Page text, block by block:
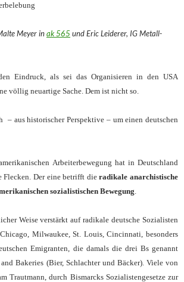
Meyer inak 565 und Eric Leiderer, IG Metall-
Eindruck, als sei das Organisieren in den USA
völlig neuartige Sache. Dem ist nicht so.
– aus historischer Perspektive – um einen deutschen
Arbeiterbewegung hat in Deutschland
Der eine betrifft dieradikale anarchistische
sozialistischen Bewegung.
Weise verstärkt auf radikale deutsche Sozialisten
Milwaukee, St. Louis, Cincinnati, besonders
Emigranten, die damals die drei Bs genannt
Bakeries (Bier, Schlachter und Bäcker). Viele von
Trautmann, durch Bismarcks Sozialistengesetze zur